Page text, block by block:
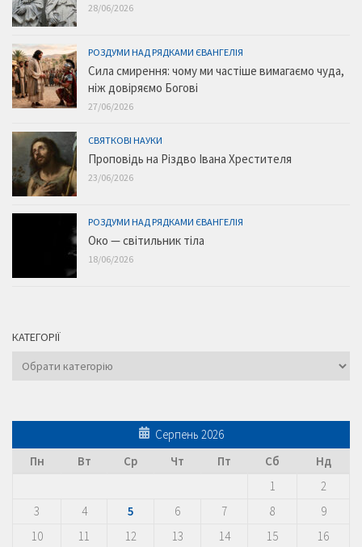
28/06/2026
РОЗДУМИ НАД РЯДКАМИ ЄВАНГЕЛІЯ
Сила смирення: чому ми частіше вимагаємо чуда,
ніж довіряємо Богові
27/06/2026
СВЯТКОВІ НАУКИ
Проповідь на Різдво Івана Хрестителя
23/06/2026
РОЗДУМИ НАД РЯДКАМИ ЄВАНГЕЛІЯ
Око — світильник тіла
18/06/2026
КАТЕГОРІЇ
Категорії
Серпень 2026
Пн
Вт Ср Чт Пт Сб
Нд
1
2
3
4 5 6 7 8
9
10
11 12 13 14 15
16